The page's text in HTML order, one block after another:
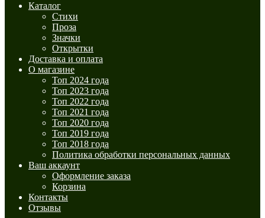
Каталог
Стихи
Проза
Значки
Открытки
Доставка и оплата
О магазине
Топ 2024 года
Топ 2023 года
Топ 2022 года
Топ 2021 года
Топ 2020 года
Топ 2019 года
Топ 2018 года
Политика обработки персональных данных
Ваш аккаунт
Оформление заказа
Корзина
Контакты
Отзывы